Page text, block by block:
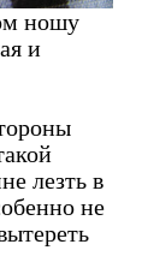
ношу
и
лезть в
не